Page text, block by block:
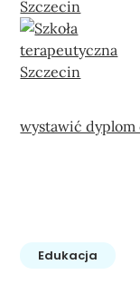
wystawić dyplom
Edukacja